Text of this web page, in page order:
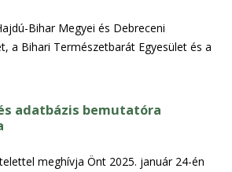
Bihar Megyei és Debreceni
a Bihari Természetbarát Egyesület és a
adatbázis bemutatóra
meghívja Önt 2025. január 24-én